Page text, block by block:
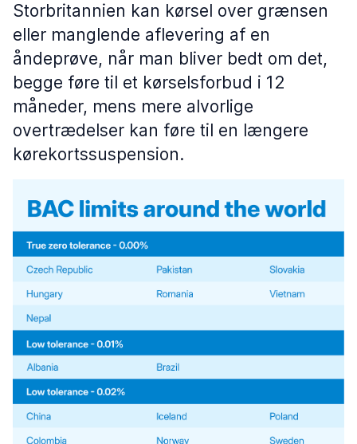
Storbritannien kan kørsel over grænsen
eller manglende aflevering af en
åndeprøve, når man bliver bedt om det,
begge føre til et kørselsforbud i 12
måneder, mens mere alvorlige
overtrædelser kan føre til en længere
kørekortssuspension.